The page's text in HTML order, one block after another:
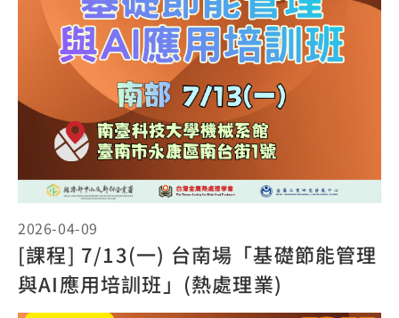
2026-04-09
[課程] 7/13(一) 台南場「基礎節能管理
與AI應用培訓班」(熱處理業)